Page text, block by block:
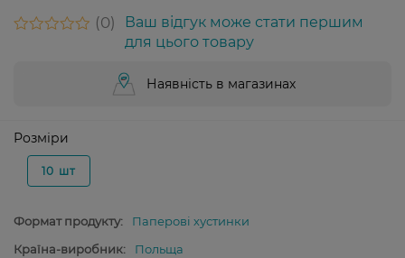
0
Ваш відгук може стати першим
для цього товару
Наявність в магазинах
Розміри
10 шт
Формат продукту:
Паперові хустинки
Країна-виробник:
Польща